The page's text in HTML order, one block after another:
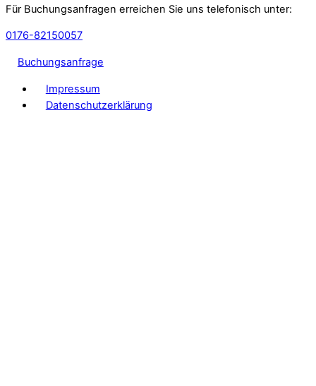
Für Buchungsanfragen erreichen Sie uns telefonisch unter:
0176-82150057
Buchungsanfrage
Impressum
Datenschutzerklärung